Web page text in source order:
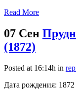
Read More
07 Сен
(1872)
Posted at 16:14h in
Дата рождения: